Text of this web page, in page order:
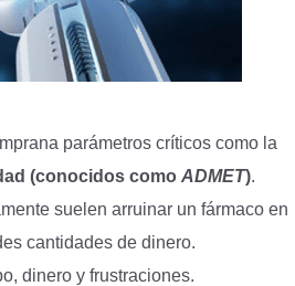
parámetros críticos como la
(conocidos como ADMET).
suelen arruinar un fármaco en
cantidades de dinero.
dinero y frustraciones.